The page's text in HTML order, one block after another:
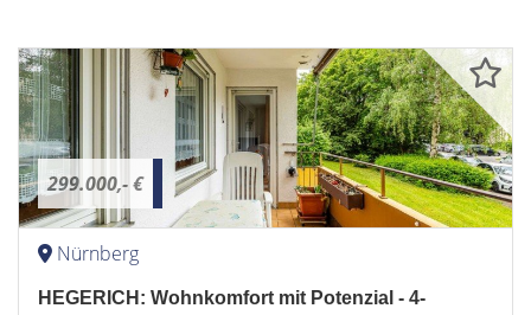
299.000,- €
Nürnberg
HEGERICH: Wohnkomfort mit Potenzial - 4-